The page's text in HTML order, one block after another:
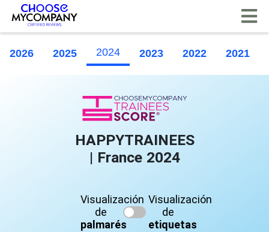
2026 2025 2024 2023 2022 2021
HAPPYTRAINEES
| France 2024
Visualización
de
palmarés
Visualización
de
etiquetas
Panel de gestión de cookies